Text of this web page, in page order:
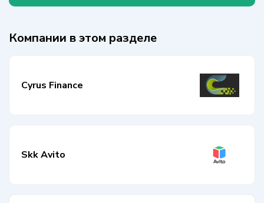
Компании в этом разделе
Cyrus Finance
Skk Avito